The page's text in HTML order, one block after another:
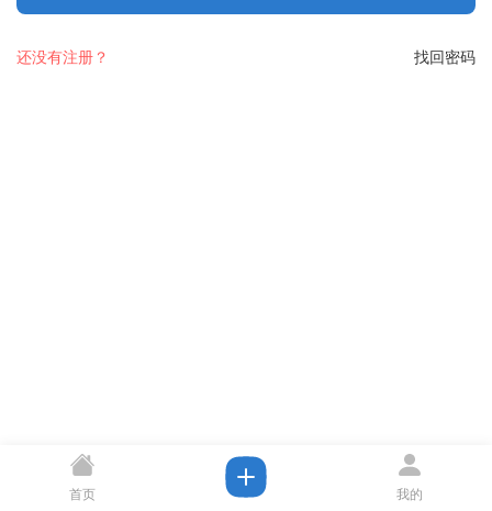
找回密码
还没有注册？
首页 我的